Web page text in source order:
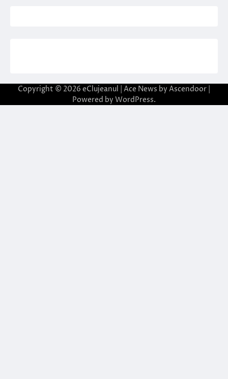
Copyright © 2026 eClujeanul | Ace News by Ascendoor
Powered by WordPress.